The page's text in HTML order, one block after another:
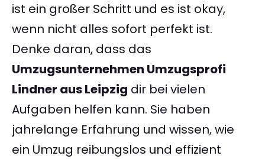
ist ein großer Schritt und es ist okay,
wenn nicht alles sofort perfekt ist.
Denke daran, dass das
Umzugsunternehmen Umzugsprofi
Lindner aus Leipzig dir bei vielen
Aufgaben helfen kann. Sie haben
jahrelange Erfahrung und wissen, wie
ein Umzug reibungslos und effizient